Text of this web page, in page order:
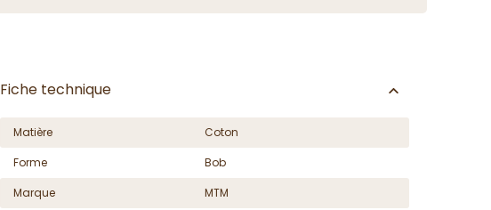
Fiche technique
Matière
Coton
Forme
Bob
Marque
MTM